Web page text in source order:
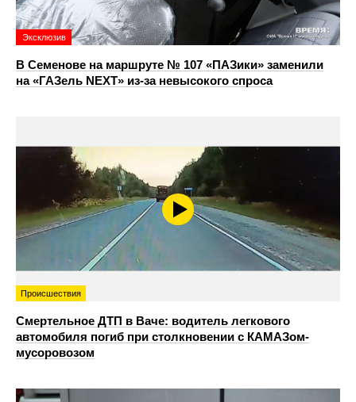
Эксклюзив
В Семенове на маршруте № 107 «ПАЗики» заменили
на «ГАЗель NEXT» из‑за невысокого спроса
Происшествия
Смертельное ДТП в Ваче: водитель легкового
автомобиля погиб при столкновении с КАМАЗом-
мусоровозом